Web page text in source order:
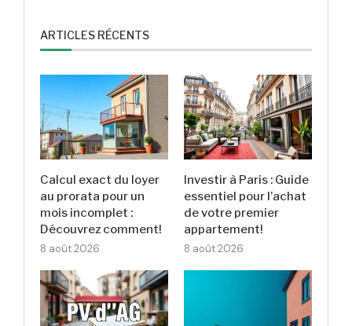
ARTICLES RÉCENTS
Calcul exact du loyer
au prorata pour un
mois incomplet :
Découvrez comment!
8 août 2026
Investir à Paris : Guide
essentiel pour l’achat
de votre premier
appartement!
8 août 2026